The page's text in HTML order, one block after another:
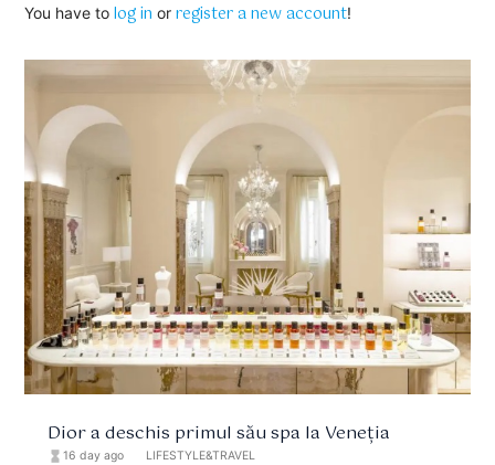
You have tolog in orregister a new account!
Dior a deschis primul său spa la Veneția
hourglass_full 16 day ago LIFESTYLE&TRAVEL